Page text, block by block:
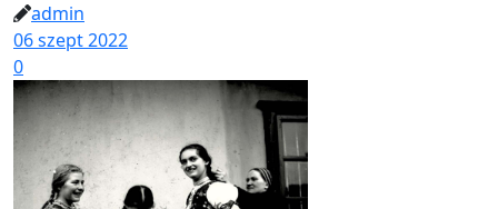
admin
06 szept 2022
0